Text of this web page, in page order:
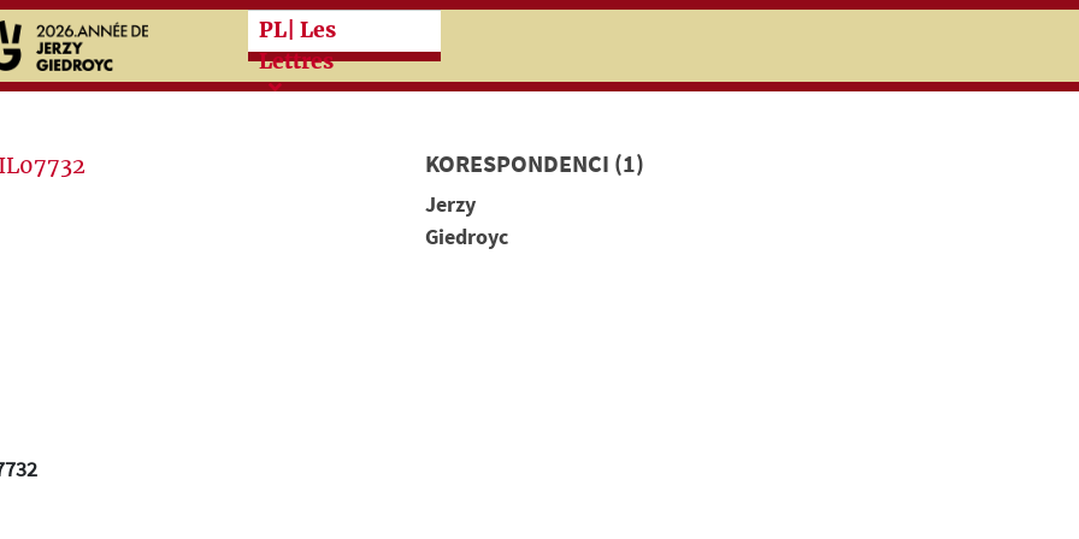
Przeskocz do treści zasadniczej
PL | Les
Lettres
KORESPONDENCI (1)
Jerzy
Giedroyc